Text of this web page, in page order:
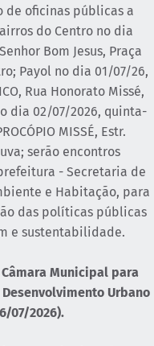
de oficinas públicas a
do Centro no dia
Bom Jesus, Praça
Payol no dia 01/07/26,
Rua Honorato Missé,
dia 02/07/2026, quinta-
MISSÉ, Estr.
serão encontros
- Secretaria de
e Habitação, para
das políticas públicas
e sustentabilidade.
Municipal para
Urbano
07/2026).